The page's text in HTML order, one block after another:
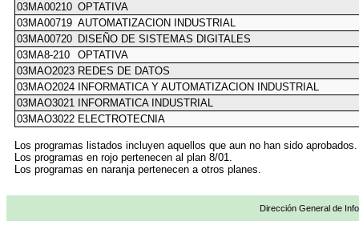
03MA00210 OPTATIVA
03MA00719 AUTOMATIZACION INDUSTRIAL
03MA00720 DISEÑO DE SISTEMAS DIGITALES
03MA8-210
OPTATIVA
03MAO2023 REDES DE DATOS
03MAO2024
INFORMATICA Y AUTOMATIZACION INDUSTRIAL
03MAO3021
INFORMATICA INDUSTRIAL
03MAO3022 ELECTROTECNIA
Los programas listados incluyen aquellos que aun no han sido aprobados.
Los programas en rojo pertenecen al plan 8/01.
Los programas en naranja pertenecen a otros planes.
Dirección General de